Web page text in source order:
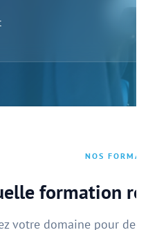
NOS
formation
votre domaine pour